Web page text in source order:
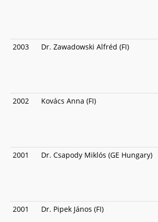
2003 Dr. Zawadowski Alfréd (FI)
2002 Kovács Anna (FI)
2001 Dr. Csapody Miklós (GE Hungary)
2001 Dr. Pipek János (FI)